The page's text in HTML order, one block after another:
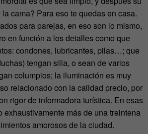
cama? Para eso te quedas en casa.
para parejas, en eso son lo mismo,
en función a los detalles como que
condones, lubricantes, pilas…; que
tengan silla, o sean de varios
columpios; la iluminación es muy
relacionado con la calidad precio, por
rigor de informadora turística. En esas
exhaustivamente más de una treintena
amorosos de la ciudad.